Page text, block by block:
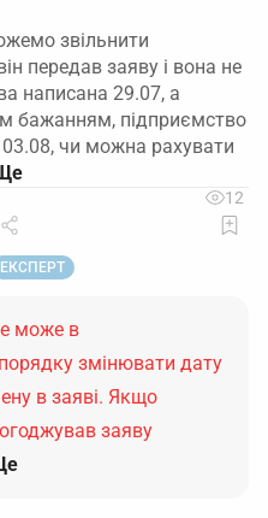
звільнити
передав заяву і вона не
написана 29.07, а
бажанням, підприємство
чи можна рахувати
12
ЕКСПЕРТ
може в
змінювати дату
в заяві. Якщо
заяву